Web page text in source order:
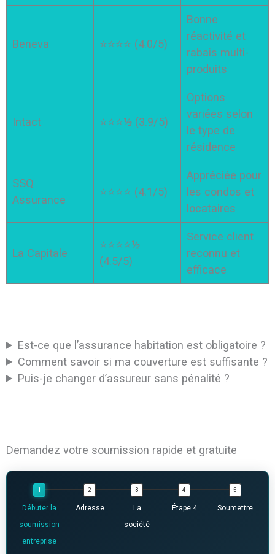
Beneva ⭐⭐⭐⭐ (4.0/5)
Bonne
réactivité et
rabais multi-
produits
Intact ⭐⭐⭐½ (3.9/5)
Options
variées selon
le type de
résidence
SSQ
Assurance
⭐⭐⭐⭐ (4.1/5)
Appréciée pour
les condos et
locataires
La Capitale
⭐⭐⭐⭐½
(4.5/5)
Service client
reconnu et
efficace
Est-ce que l’assurance habitation est obligatoire ?
Comment savoir si ma couverture est suffisante ?
Puis-je changer d’assureur sans pénalité ?
Demandez votre soumission rapide et gratuite
Débuter la
soumission
entreprise
Adresse
La
société
Étape 4 Soumettre